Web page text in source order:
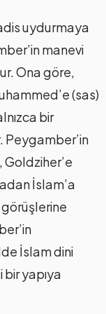
uydurmaya
manevi
Ona göre,
(sas)
bir
Peygamber’in
İslam’a
İslam dini
yapıya